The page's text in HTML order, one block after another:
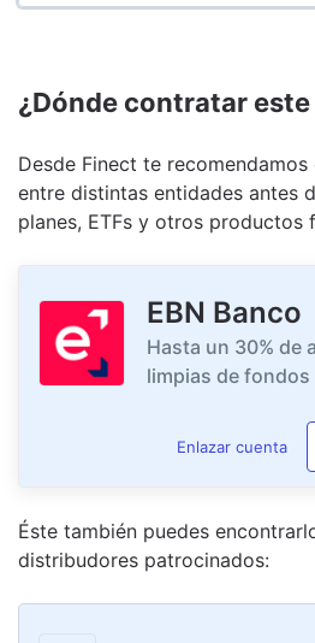
¿Dónde contratar
Desde Finect te
entre distintas entidades antes
planes, ETFs y otros productos
EBN Banco
Hasta un 30% de
limpias de fondos
Enlazar cuenta
Éste también puedes
distribudores patrocinados: